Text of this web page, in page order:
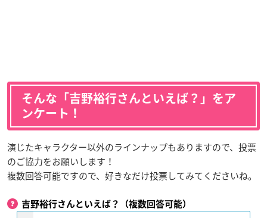
そんな「吉野裕行さんといえば？」をア
ンケート！
演じたキャラクター以外のラインナップもありますので、投票
のご協力をお願いします！
複数回答可能ですので、好きなだけ投票してみてくださいね。
吉野裕行さんといえば？（複数回答可能）